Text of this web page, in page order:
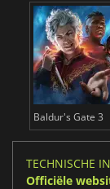
Baldur's Gate 3
TECHNISCHE
Officiële